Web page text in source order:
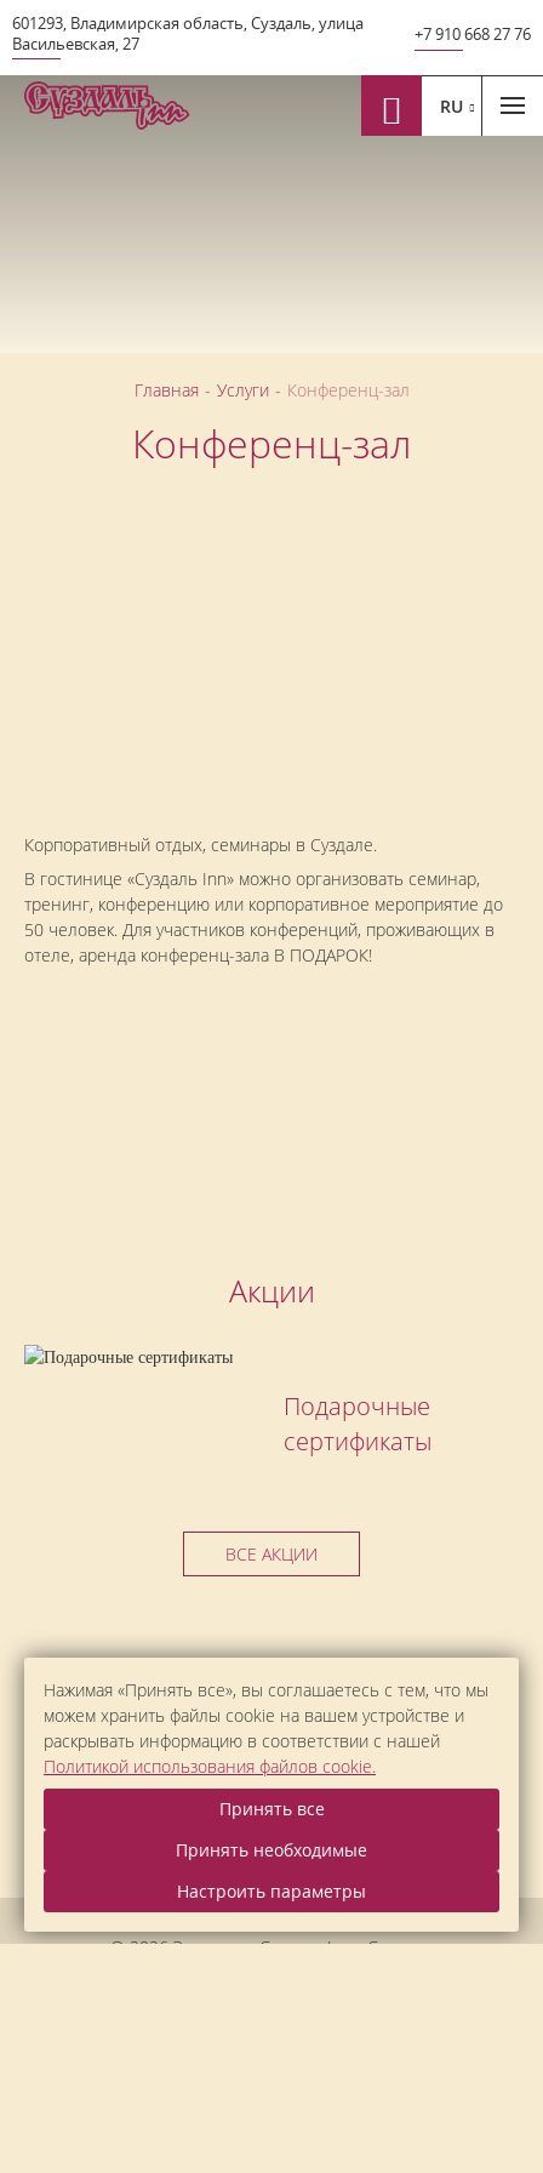
Нажимая «Принять все», вы соглашаетесь с тем, что мы
можем хранить файлы cookie на вашем устройстве и
раскрывать информацию в соответствии с нашей
Политикой использования файлов cookie.
Принять все
Принять необходимые
Настроить параметры
+7 910 668 27 76
601293, Владимирская область,Суздаль,улица
Васильевская,27
RU
Главная - Услуги - Конференц-зал
Конференц-зал
Корпоративный отдых, семинары в Суздале.
В гостинице «Суздаль Inn» можно организовать семинар,
тренинг, конференцию или корпоративное мероприятие до
50 человек. Для участников конференций, проживающих в
отеле, аренда конференц-зала В ПОДАРОК!
Акции
Подарочные
сертификаты
ВСЕ АКЦИИ
© 2026 Экоотель «Суздаль Inn», Суздаль.